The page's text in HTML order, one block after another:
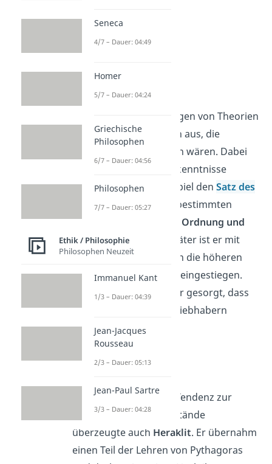
Pythagoras
ging hingegen von Theorien
und Gesetzmäßigkeiten aus, die
einfacher nachzuweisen wären. Dabei
hat er viele wichtige Erkenntnisse
gemacht, wie zum Beispiel den Satz des
Pythagoras. Laut ihm bestimmten
Zahlenverhältnisse die Ordnung und
Harmonie der Welt
. Später ist er mit
seinem Denken sogar in die höheren
Erkenntnisse des Seins eingestiegen.
Pythagoras hat so dafür gesorgt, dass
die Griechen zu Zahlenliebhabern
wurden.
Heraklit
Diese Theorie von der Tendenz zur
Harmonie aller Gegenstände
überzeugte auch Heraklit. Er übernahm
einen Teil der Lehren von Pythagoras
Seneca
4/7 – Dauer: 04:49
Homer
5/7 – Dauer: 04:24
Griechische
Philosophen
6/7 – Dauer: 04:56
Philosophen
7/7 – Dauer: 05:27
Ethik / Philosophie
Philosophen Neuzeit
Immanuel Kant
1/3 – Dauer: 04:39
Jean-Jacques
Rousseau
2/3 – Dauer: 05:13
Jean-Paul Sartre
3/3 – Dauer: 04:28